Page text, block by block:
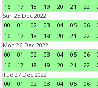
16
17 18 19 20 21 22
Sun 25 Dec 2022
00
01 02 03 04 05 06
16
17 18 19 20 21 22
Mon 26 Dec 2022
00
01 02 03 04 05 06
16
17 18 19 20 21 22
Tue 27 Dec 2022
00
01 02 03 04 05 06